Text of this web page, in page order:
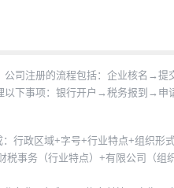
公司注册的流程包括：企业核名→
以下事项：银行开户→税务报到→申
行政区域+字号+行业特点+组织形式
事务（行业特点）+有限公司（组织